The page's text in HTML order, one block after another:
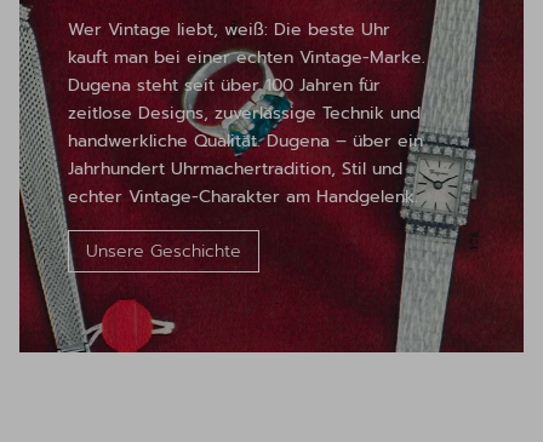
Wer Vintage liebt, weiß: Die beste Uhr
kauft man bei einer echten Vintage-Marke.
Dugena steht seit über 100 Jahren für
zeitlose Designs, zuverlässige Technik und
handwerkliche Qualität. Dugena – über ein
Jahrhundert Uhrmachertradition, Stil und
echter Vintage-Charakter am Handgelenk.
Unsere Geschichte